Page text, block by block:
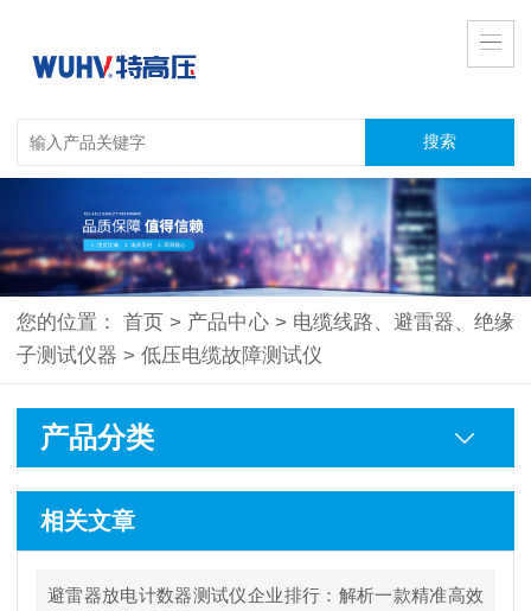
您的位置：首页 > 产品中心 > 电缆线路、避雷器、绝缘
子测试仪器 > 低压电缆故障测试仪
产品分类
相关文章
避雷器放电计数器测试仪企业排行：解析一款精准高效